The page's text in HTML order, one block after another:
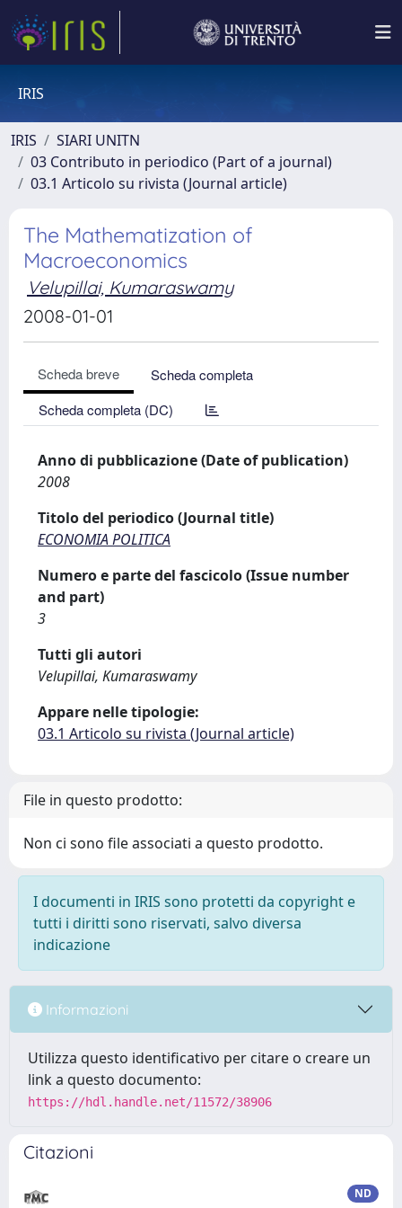
IRIS
IRIS
SIARI UNITN
03 Contributo in periodico (Part of a journal)
03.1 Articolo su rivista (Journal article)
The Mathematization of
Macroeconomics
Velupillai, Kumaraswamy
2008-01-01
Scheda breve
Scheda completa
Scheda completa (DC)
Anno di pubblicazione (Date of publication)
2008
Titolo del periodico (Journal title)
ECONOMIA POLITICA
Numero e parte del fascicolo (Issue number
and part)
3
Tutti gli autori
Velupillai, Kumaraswamy
Appare nelle tipologie:
03.1 Articolo su rivista (Journal article)
File in questo prodotto:
Non ci sono file associati a questo prodotto.
I documenti in IRIS sono protetti da copyright e
tutti i diritti sono riservati, salvo diversa
indicazione
Informazioni
Utilizza questo identificativo per citare o creare un
link a questo documento:
https://hdl.handle.net/11572/38906
Citazioni
ND